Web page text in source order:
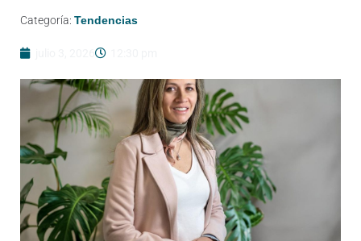
Categoría: Tendencias